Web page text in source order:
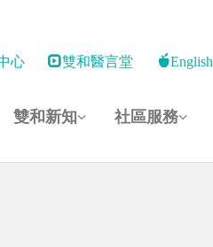
心 雙和醫言堂 English
雙和新知 社區服務